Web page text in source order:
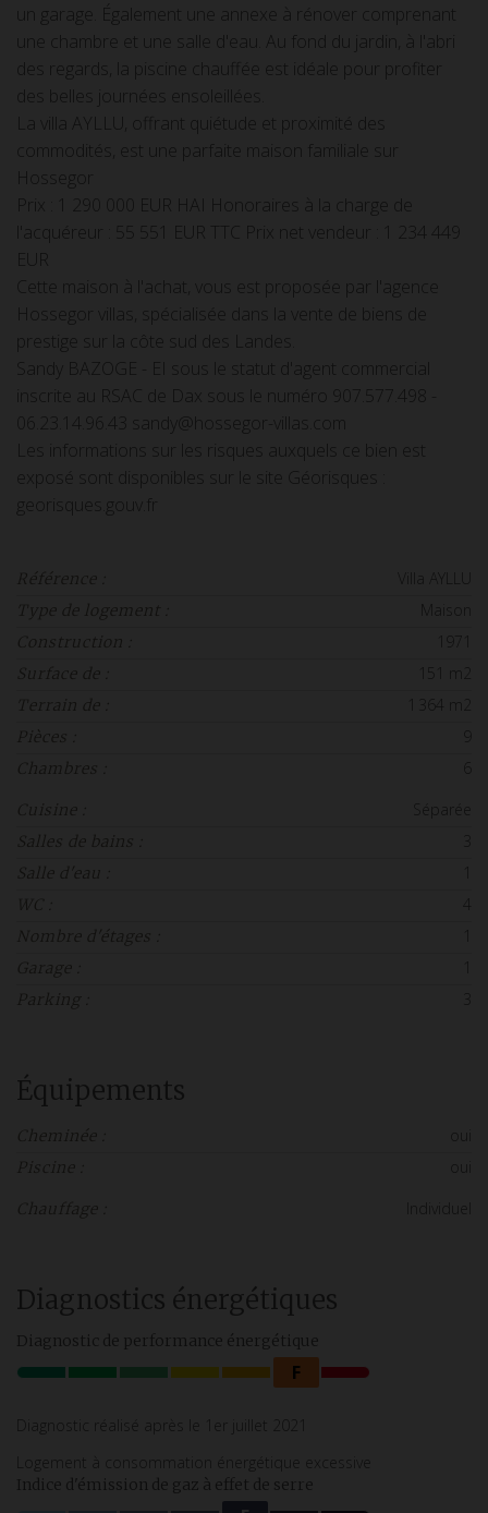
un garage. Également une annexe à rénover comprenant
une chambre et une salle d'eau. Au fond du jardin, à l'abri
des regards, la piscine chauffée est idéale pour profiter
La villa AYLLU, offrant quiétude et proximité des
commodités, est une parfaite maison familiale sur
Hossegor
Prix : 1 290 000 EUR HAI Honoraires à la charge de
l'acquéreur : 55 551 EUR TTC Prix net vendeur : 1 234 449
Cette maison à l'achat, vous est proposée par l'agence
Hossegor villas, spécialisée dans la vente de biens de
prestige sur la côte sud des Landes.
Sandy BAZOGE - EI sous le statut d'agent commercial
inscrite au RSAC de Dax sous le numéro 907.577.498 -
06.23.14.96.43 sandy@hossegor-villas.com
Les informations sur les risques auxquels ce bien est
exposé sont disponibles sur le site Géorisques :
georisques.gouv.fr
Référence :
Type de logement :
Construction :
Surface de :
Terrain de : 1 364 m2
Pièces :
Chambres :
Cuisine :
Salles de bains : 3
Salle d'eau :
WC : 4
Nombre d'étages :
Garage :
Parking : 3
Équipements
Cheminée :
Piscine :
Chauffage :
Diagnostics énergétiques
Diagnostic de performance énergétique
F
Diagnostic réalisé après le 1er juillet 2021
Logement à consommation énergétique excessive
Indice d'émission de gaz à effet de serre